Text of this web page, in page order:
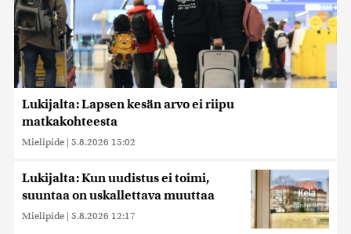
Lukijalta: Lapsen kesän arvo ei riipu
matkakohteesta
Mielipide | 5.8.2026 15:02
Lukijalta: Kun uudistus ei toimi,
suuntaa on uskallettava muuttaa
Mielipide | 5.8.2026 12:17